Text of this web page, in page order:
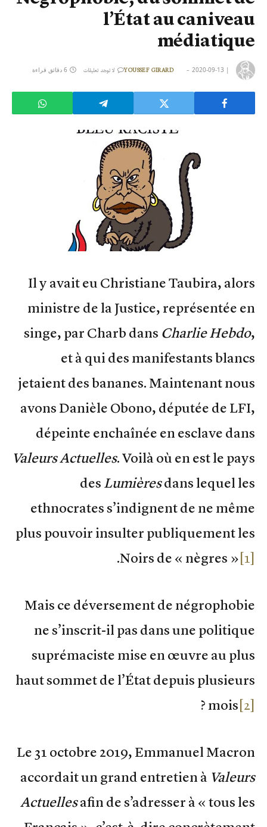
l’État au caniveau
médiatique
|
YOUSSEF GIRARD 2020-09-13 لا توجد تعليقات 6 دقائق قراءة
Il y avait eu Christiane Taubira, alors
ministre de la Justice, représentée en
singe, par Charb dans Charlie Hebdo,
et à qui des manifestants blancs
jetaient des bananes. Maintenant nous
avons Danièle Obono, députée de LFI,
dépeinte enchaînée en esclave dans
Valeurs Actuelles. Voilà où en est le pays
des Lumièresdans lequel les
ethnocrates s’indignent de ne même
plus pouvoir insulter publiquement les
Noirs de « nègres » [1]
.
Mais ce déversement de négrophobie
ne s’inscrit-il pas dans une politique
suprémaciste mise en œuvre au plus
haut sommet de l’État depuis plusieurs
mois [2]
?
Le 31 octobre 2019, Emmanuel Macron
accordait un grand entretien à Valeurs
Actuellesafin de s’adresser à « tous les